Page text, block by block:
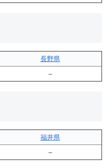
長野県
–
福井県
–